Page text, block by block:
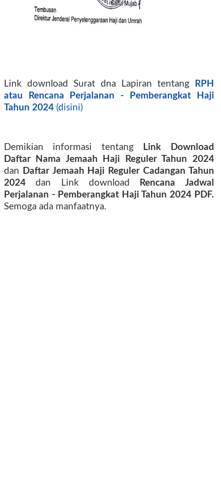
Link download Surat dna Lapiran tentang
RPH
atau Rencana Perjalanan - Pemberangkat Haji
Tahun 2024 (disini)
Demikian informasi tentang Link
Download
Daftar Nama Jemaah Haji Reguler Tahun 2024
dan
Daftar Jemaah Haji Reguler Cadangan Tahun
2024dan Link download
Rencana Jadwal
Perjalanan - Pemberangkat Haji Tahun 2024 PDF.
Semoga ada manfaatnya.